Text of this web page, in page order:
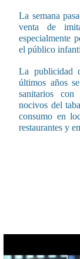
La semana
venta de
especialmente
el público
La publicidad
últimos años
sanitarios con
nocivos del
consumo en
restaurantes y